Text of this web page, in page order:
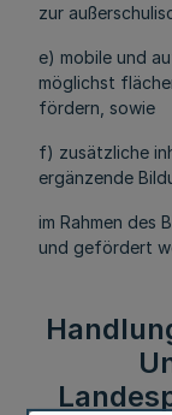
zur
e) mobile und
möglichst
fördern, sowie
f) zusätzliche
ergänzende
im Rahmen des
und gefördert